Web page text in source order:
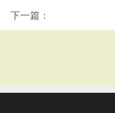
下一篇：